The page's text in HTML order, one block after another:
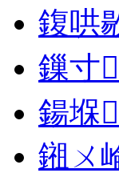
鍑哄
鏁寸
鍚堢
鎺ㄨ